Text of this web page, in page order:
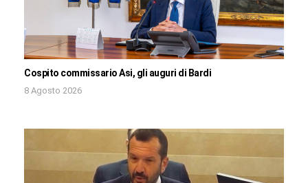
Cospito commissario Asi, gli auguri di Bardi
8 Agosto 2026